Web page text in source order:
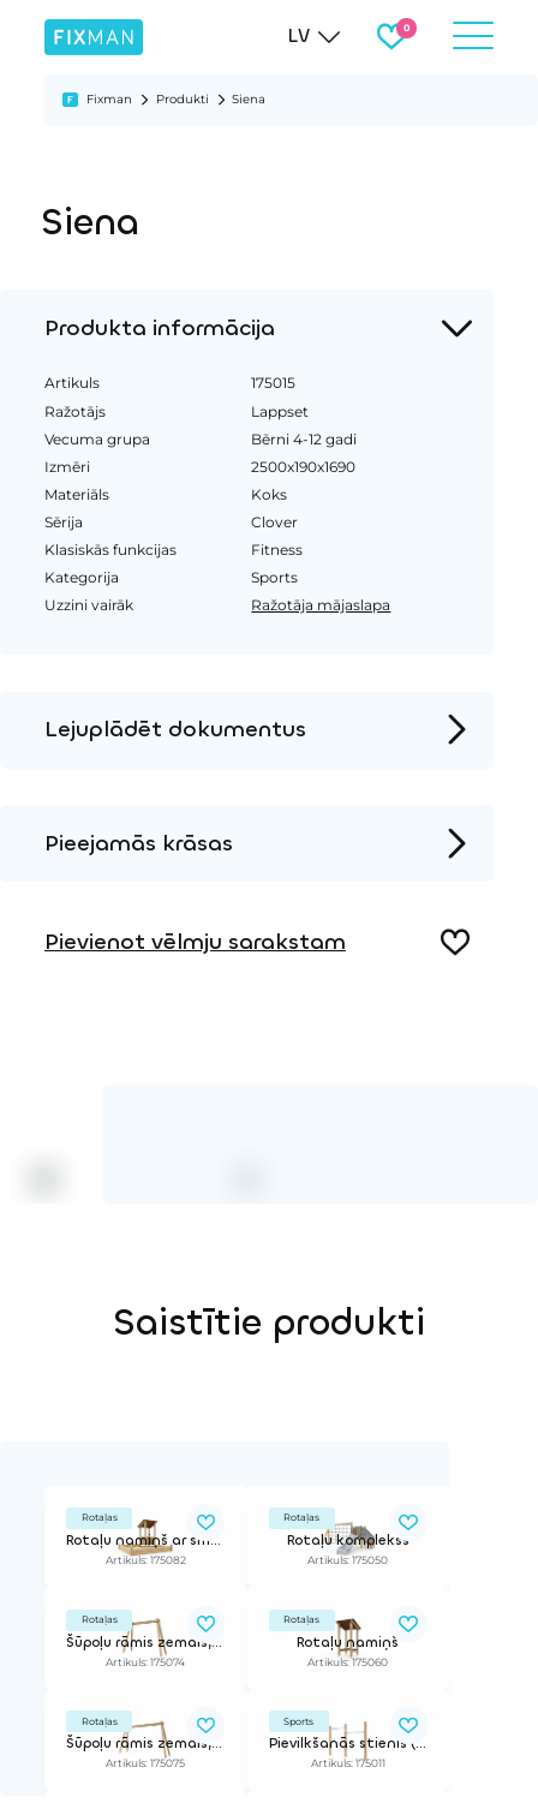
LV
Fixman Produkti Siena
Siena
Produkta informācija
Artikuls
175015
Ražotājs
Lappset
Vecuma grupa
Bērni 4-12 gadi
Izmēri
2500x190x1690
Materiāls
Koks
Sērija
Clover
Klasiskās funkcijas
Fitness
Kategorija
Sports
Uzzini vairāk
Ražotāja mājaslapa
Lejuplādēt dokumentus
2D DWG – Sānu skats
3D DWG
Pieejamās krāsas
Pievienot vēlmju sarakstam
Saistītie produkti
Rotaļas
Rotaļu namiņš ar smilšu kasti
Artikuls: 175082
Rotaļas
Rotaļu komplekss
Artikuls: 175050
Rotaļas
Šūpoļu rāmis zemais, 1-vietīgs, bez sēdeklīša
Artikuls: 175074
Rotaļas
Rotaļu namiņš
Artikuls: 175060
Rotaļas
Šūpoļu rāmis zemais, 2-vietīgs, bez sēdeklīšiem
Artikuls: 175075
Sports
Pievilkšanās stienis (divvietīgs)
Artikuls: 175011